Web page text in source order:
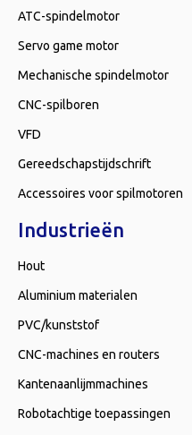
ATC-spindelmotor
Servo game motor
Mechanische spindelmotor
CNC-spilboren
VFD
Gereedschapstijdschrift
Accessoires voor spilmotoren
Industrieën
Hout
Aluminium materialen
PVC/kunststof
CNC-machines en routers
Kantenaanlijmmachines
Robotachtige toepassingen